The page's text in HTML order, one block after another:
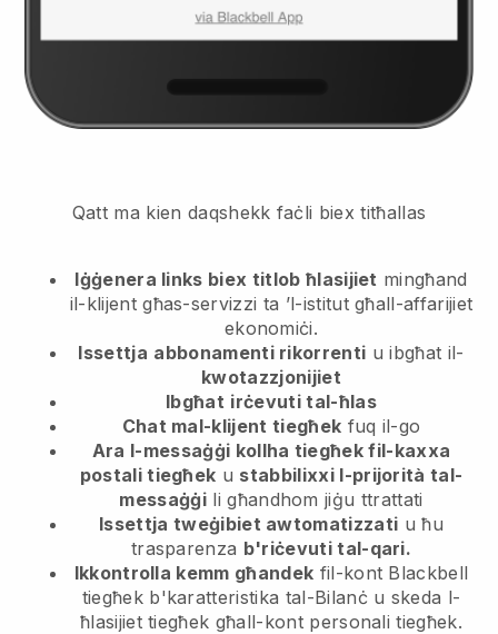
Qatt ma kien daqshekk faċli biex titħallas
Iġġenera links biex titlob ħlasijiet mingħand
il-klijentgħas-servizzi ta ’l-istitut għall-affarijiet
ekonomiċi.
Issettja abbonamenti rikorrenti u ibgħat il-
kwotazzjonijiet
Ibgħat irċevuti tal-ħlas
Chat mal-klijent tiegħek fuq il-go
Ara l-messaġġi kollha tiegħek fil-kaxxa
postali tiegħek u stabbilixxi l-prijorità tal-
messaġġili għandhom jiġu ttrattati
Issettja tweġibiet awtomatizzati u ħu
trasparenza b'riċevuti tal-qari.
Ikkontrolla kemm għandek fil-kont Blackbell
tiegħek b'karatteristika tal-Bilanċ u skeda l-
ħlasijiet tiegħek għall-kont personali tiegħek.